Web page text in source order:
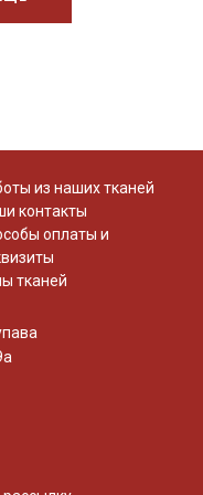
из наших тканей
контакты
оплаты и
тканей